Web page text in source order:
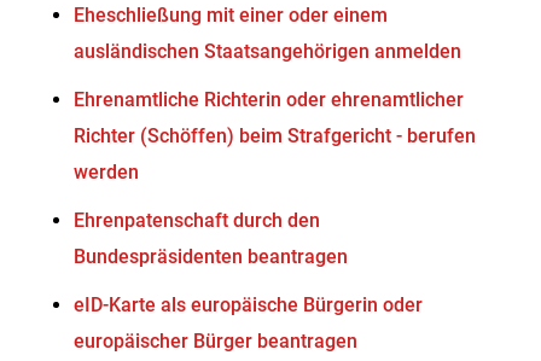
Eheschließung mit einer oder einem
ausländischen Staatsangehörigen anmelden
Ehrenamtliche Richterin oder ehrenamtlicher
Richter (Schöffen) beim Strafgericht - berufen
werden
Ehrenpatenschaft durch den
Bundespräsidenten beantragen
eID-Karte als europäische Bürgerin oder
europäischer Bürger beantragen